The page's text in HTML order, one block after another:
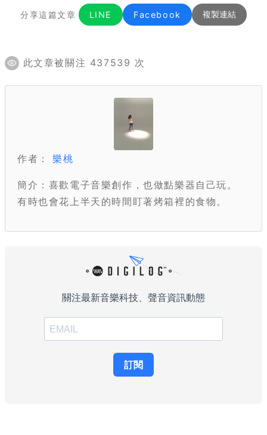
分享這篇文章 LINE Facebook 複製連結
此文章被關注 437539 次
作者：樂桃
簡介：喜歡電子音樂創作，也做點樂器自己玩。
有時也會花上半天的時間盯著烤箱裡的食物。